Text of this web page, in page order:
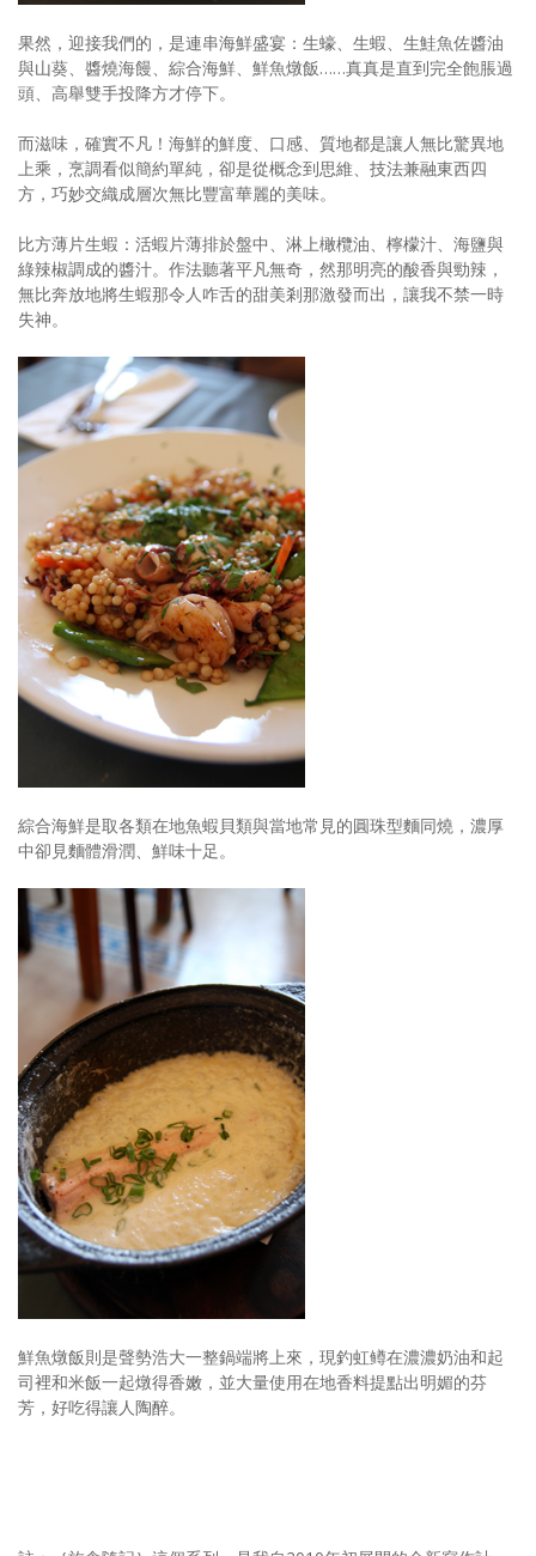
果然，迎接我們的，是連串海鮮盛宴：生蠔、生蝦、生鮭魚佐醬油
與山葵、醬燒海饅、綜合海鮮、鮮魚燉飯……真真是直到完全飽脹過
頭、高舉雙手投降方才停下。
而滋味，確實不凡！海鮮的鮮度、口感、質地都是讓人無比驚異地
上乘，烹調看似簡約單純，卻是從概念到思維、技法兼融東西四
方，巧妙交織成層次無比豐富華麗的美味。
比方薄片生蝦：活蝦片薄排於盤中、淋上橄欖油、檸檬汁、海鹽與
綠辣椒調成的醬汁。作法聽著平凡無奇，然那明亮的酸香與勁辣，
無比奔放地將生蝦那令人咋舌的甜美剎那激發而出，讓我不禁一時
失神。
綜合海鮮是取各類在地魚蝦貝類與當地常見的圓珠型麵同燒，濃厚
中卻見麵體滑潤、鮮味十足。
鮮魚燉飯則是聲勢浩大一整鍋端將上來，現釣虹鳟在濃濃奶油和起
司裡和米飯一起燉得香嫩，並大量使用在地香料提點出明媚的芬
芳，好吃得讓人陶醉。